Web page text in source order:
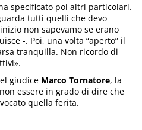
specificato poi altri particolari.
tutti quelli che devo
non sapevamo se erano
-. Poi, una volta “aperto” il
tranquilla. Non ricordo di
giudice Marco Tornatore, la
essere in grado di dire che
quella ferita.